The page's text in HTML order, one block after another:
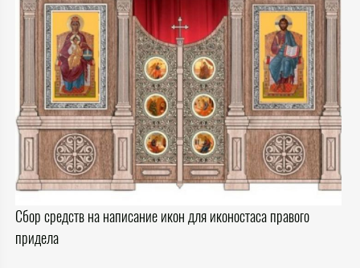
Сбор средств на написание икон для иконостаса правого
придела